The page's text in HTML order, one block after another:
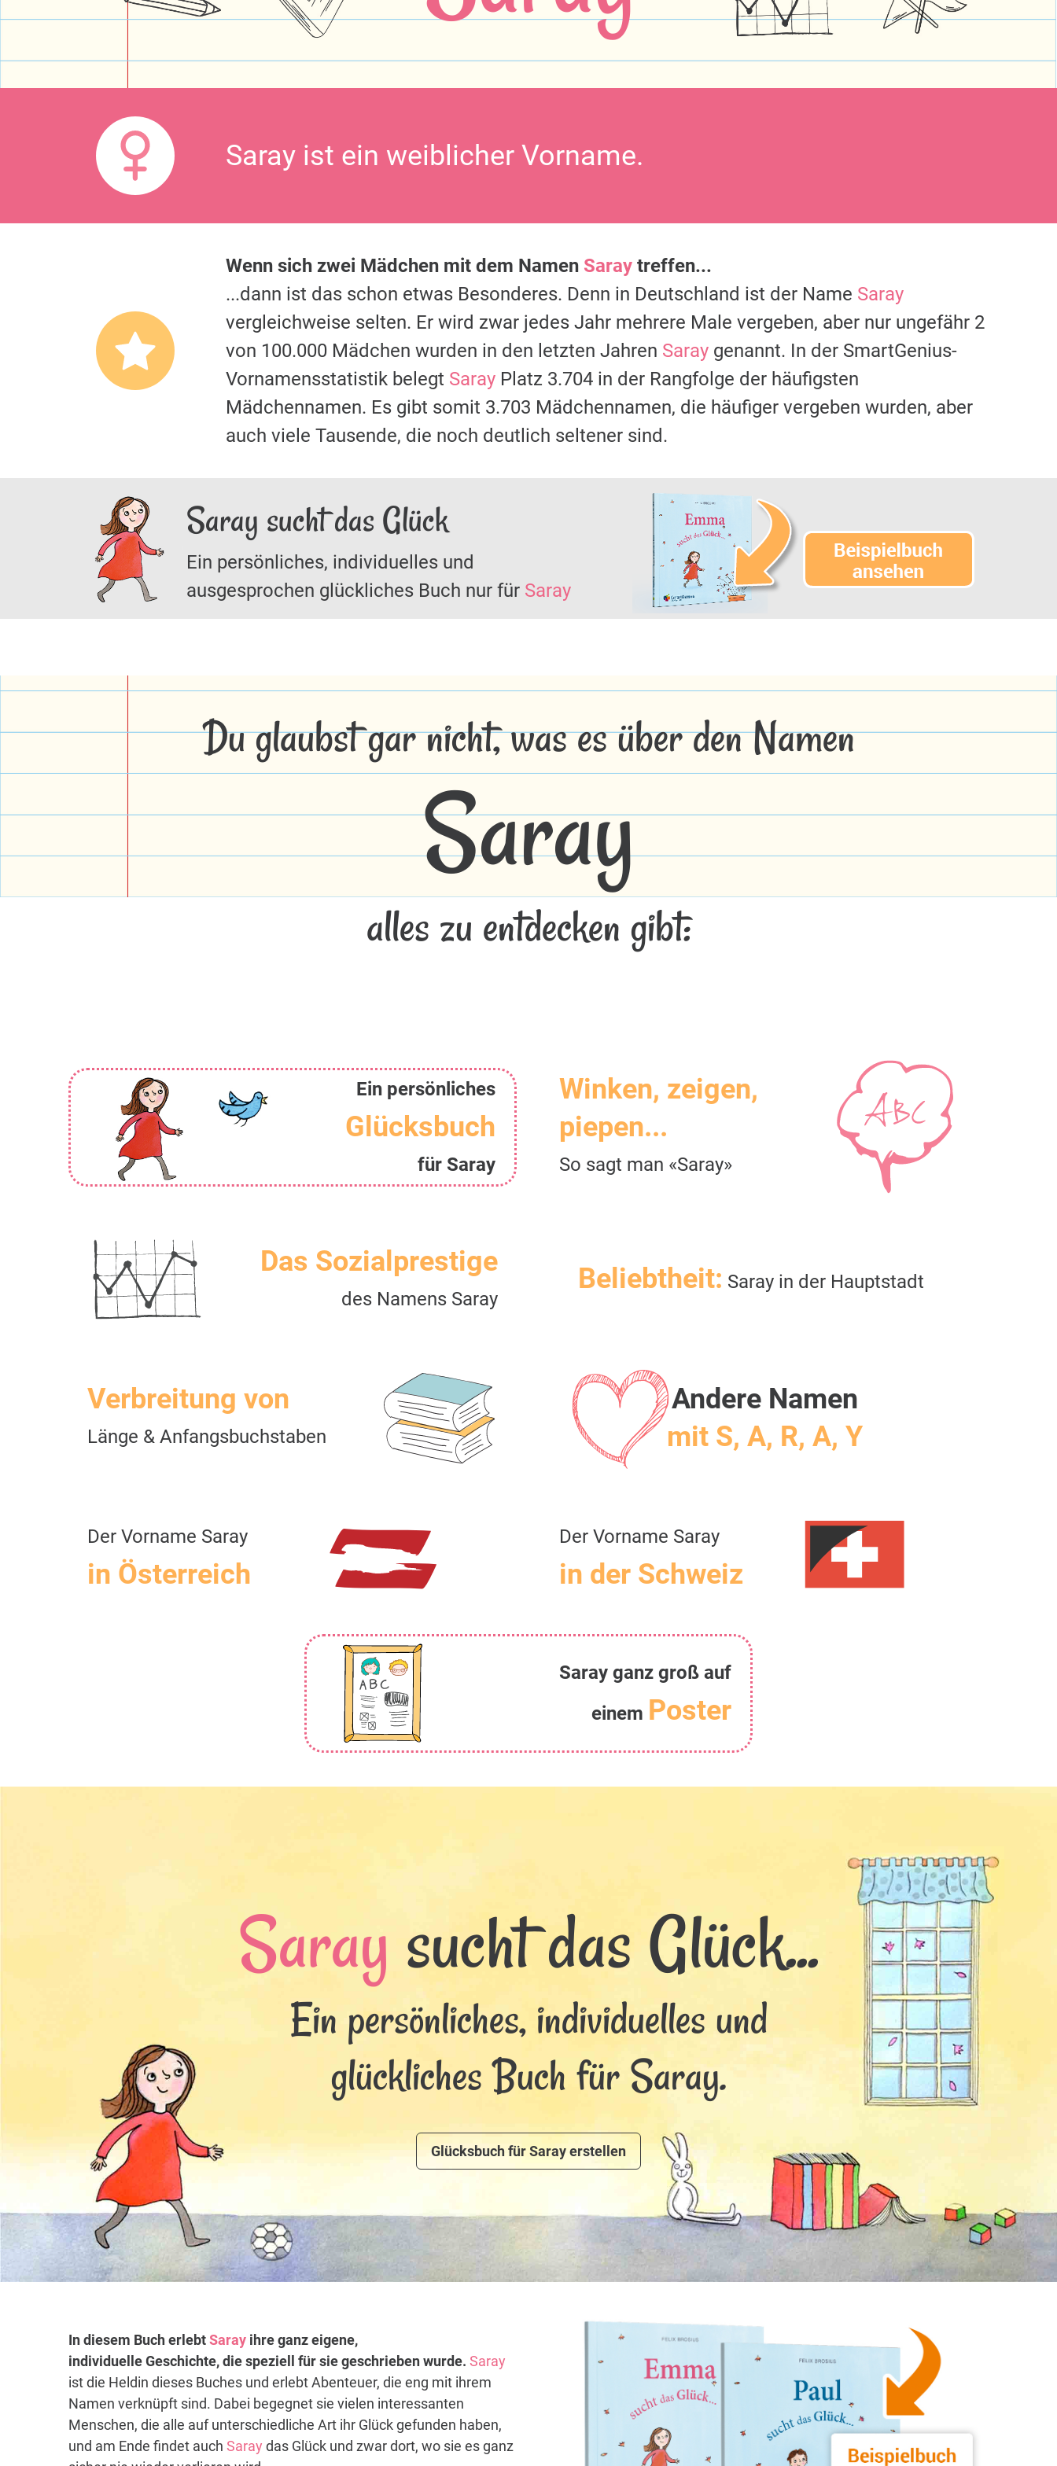
Saray ist ein weiblicher Vorname.
Wenn sich zwei Mädchen mit dem Namen Saray treffen...
...dann ist das schon etwas Besonderes. Denn in Deutschland ist der Name Saray
vergleichweise selten. Er wird zwar jedes Jahr mehrere Male vergeben, aber nur ungefähr 2
von 100.000 Mädchen wurden in den letzten Jahren Saray genannt. In der SmartGenius-
Vornamensstatistik belegt Saray Platz 3.704 in der Rangfolge der häufigsten
Mädchennamen. Es gibt somit 3.703 Mädchennamen, die häufiger vergeben wurden, aber
auch viele Tausende, die noch deutlich seltener sind.
Saray sucht das Glück
Ein persönliches, individuelles und
ausgesprochen glückliches Buch nur für Saray
Du glaubst gar nicht, was es über den Namen
Saray
alles zu entdecken gibt:
Ein persönliches
Glücksbuch
für Saray
Winken, zeigen,
piepen...
So sagt man «Saray»
Das Sozialprestige
des Namens Saray
Beliebtheit: Saray in der Hauptstadt
Verbreitung von
Länge & Anfangsbuchstaben
Andere Namen
mit S, A, R, A, Y
Der Vorname Saray
in Österreich
Der Vorname Saray
in der Schweiz
Saray ganz groß auf
einem Poster
Saray sucht das Glück...
Ein persönliches, individuelles und
glückliches Buch für Saray.
Glücksbuch für Saray erstellen
In diesem Buch erlebtSaray ihre ganz eigene,
individuelle Geschichte, die speziell für sie geschrieben wurde. Saray
ist die Heldin dieses Buches und erlebt Abenteuer, die eng mit ihrem
Namen verknüpft sind. Dabei begegnet sie vielen interessanten
Menschen, die alle auf unterschiedliche Art ihr Glück gefunden haben,
und am Ende findet auch Saray das Glück und zwar dort, wo sie es ganz